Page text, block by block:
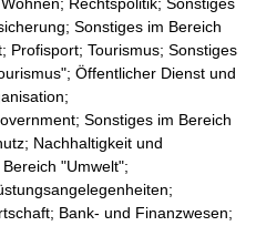
Sonstiges im Bereich
Profisport; Tourismus; Sonstiges
Öffentlicher Dienst und
Sonstiges im Bereich
Nachhaltigkeit und
"Umwelt";
Bank- und Finanzwesen;